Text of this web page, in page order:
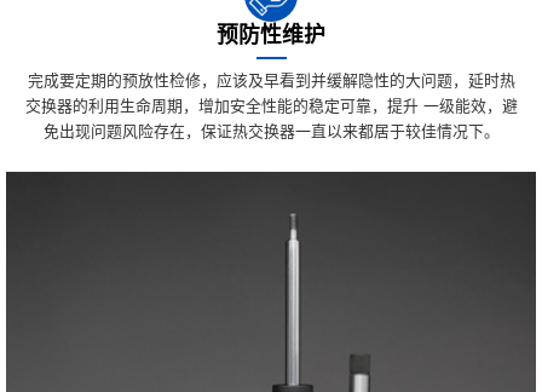
预防性维护
完成要定期的预放性检修，应该及早看到并缓解隐性的大问题，延时热
交换器的利用生命周期，增加安全性能的稳定可靠，提升 一级能效，避
免出现问题风险存在，保证热交换器一直以来都居于较佳情况下。